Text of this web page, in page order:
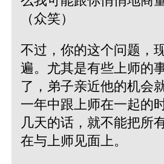
（众笑）
不过，你的这个问题，
遍。尤其是有些上师的
了，弟子亲近他的机会
一年中跟上师在一起的
几天的话，就不能把所
在与上师见面上。